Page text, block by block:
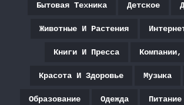
Бытовая Техника Детское
Животные И Растения
Книги И Пресса
Красота И Здоровье Музыка
Образование Одежда Питание